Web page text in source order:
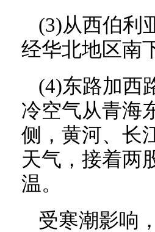
(3)从西伯利
经华北地区南
(4)东路加西
冷空气从青海
侧，黄河、长
天气，接着两
温。
受寒潮影响